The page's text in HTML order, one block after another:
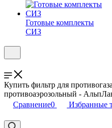
Готовые комплекты
СИЗ
Купить фильтр для
противоаэрозольный -
Сравнение0 Избранные